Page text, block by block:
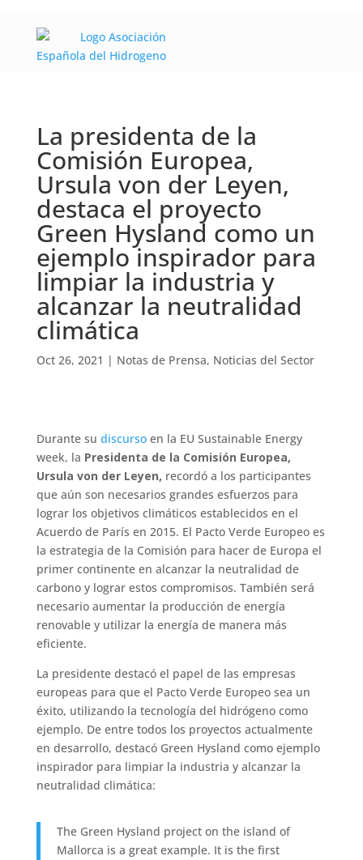
La presidenta de la
Comisión Europea,
Ursula von der Leyen,
destaca el proyecto
Green Hysland como un
ejemplo inspirador para
limpiar la industria y
alcanzar la neutralidad
climática
Oct 26, 2021 | Notas de Prensa, Noticias del Sector
Durante su discursoen la EU Sustainable Energy
week, la Presidenta de la Comisión Europea,
Ursula von der Leyen, recordó a los participantes
que aún son necesarios grandes esfuerzos para
lograr los objetivos climáticos establecidos en el
Acuerdo de París en 2015. El Pacto Verde Europeo es
la estrategia de la Comisión para hacer de Europa el
primer continente en alcanzar la neutralidad de
carbono y lograr estos compromisos. También será
necesario aumentar la producción de energía
renovable y utilizar la energía de manera más
eficiente.
La presidente destacó el papel de las empresas
europeas para que el Pacto Verde Europeo sea un
éxito, utilizando la tecnología del hidrógeno como
ejemplo. De entre todos los proyectos actualmente
en desarrollo, destacó Green Hysland como ejemplo
inspirador para limpiar la industria y alcanzar la
neutralidad climática:
The Green Hysland project on the island of
Mallorca is a great example. It is the first